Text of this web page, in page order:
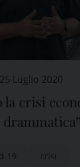
25 Luglio 2020
la crisi
19 crisi